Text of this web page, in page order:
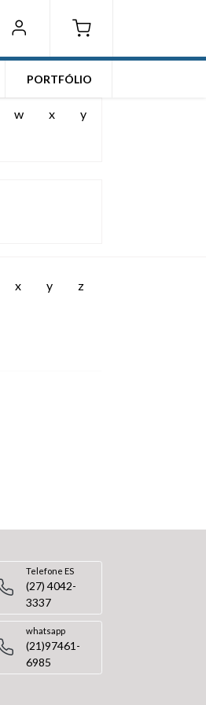
PORTFÓLIO
w x y
x y z
Telefone ES
(27) 4042-
3337
whatsapp
(21)97461-
6985